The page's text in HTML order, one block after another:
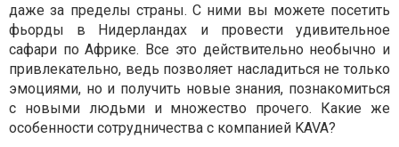
даже за пределы страны. С ними вы можете посетить
фьорды в Нидерландах и провести удивительное
сафари по Африке. Все это действительно необычно и
привлекательно, ведь позволяет насладиться не только
эмоциями, но и получить новые знания, познакомиться
с новыми людьми и множество прочего. Какие же
особенности сотрудничества с компанией KAVA?